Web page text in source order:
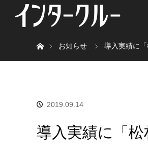
お知らせ
導入実績に
2019.09.14
導入実績に「